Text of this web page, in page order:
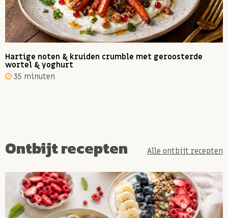
Hartige noten & kruiden crumble met geroosterde
wortel & yoghurt
35 minuten
Ontbijt recepten Alle ontbijt recepten